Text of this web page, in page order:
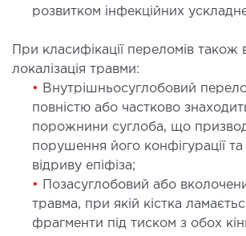
пазух
і глотки
лікування хропіння
хірургія обличчя
хірургія тіла
урологія
І
розвитком інфекційних
При класифікації переломів також
локалізація травми:
• Внутрішньосуглобовий
повністю або частково
порожнини суглоба, що
порушення його конфігурації
відриву епіфіза;
•
Позасуглобовий або
травма, при якій кістка
фрагменти під тиском з обох